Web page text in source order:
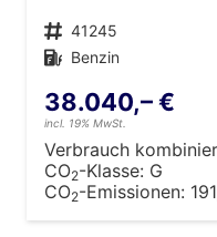
Fahrzeugnr. 41245
Kraftstoff Benzin
38.040,– €
incl. 19% MwSt.
Verbrauch
CO2-Klasse: G
CO2-Emissionen: